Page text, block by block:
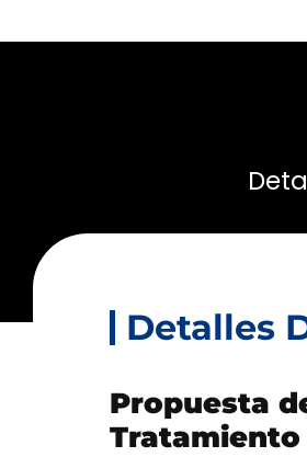
Detalles
Propuesta
Tratamiento